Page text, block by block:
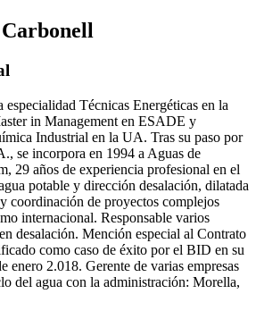
Técnicas Energéticas en la
in Management en ESADE y
Industrial en la UA. Tras su paso por
se incorpora en 1994 a Aguas de
29 años de experiencia profesional en el
potable y dirección desalación, dilatada
coordinación de proyectos complejos
internacional. Responsable varios
desalación. Mención especial al Contrato
como caso de éxito por el BID en su
2.018. Gerente de varias empresas
del agua con la administración: Morella,